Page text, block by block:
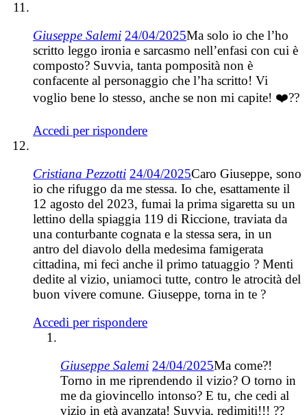
Giuseppe Salemi 24/04/2025Ma solo io che l’ho
scritto leggo ironia e sarcasmo nell’enfasi con cui è
composto? Suvvia, tanta pomposità non è
confacente al personaggio che l’ha scritto! Vi
voglio bene lo stesso, anche se non mi capite! ❤️??
Accedi per rispondere
Cristiana Pezzotti 24/04/2025Caro Giuseppe, sono
io che rifuggo da me stessa. Io che, esattamente il
12 agosto del 2023, fumai la prima sigaretta su un
lettino della spiaggia 119 di Riccione, traviata da
una conturbante cognata e la stessa sera, in un
antro del diavolo della medesima famigerata
cittadina, mi feci anche il primo tatuaggio ? Menti
dedite al vizio, uniamoci tutte, contro le atrocità del
buon vivere comune. Giuseppe, torna in te ?
Accedi per rispondere
Giuseppe Salemi 24/04/2025Ma come?!
Torno in me riprendendo il vizio? O torno in
me da giovincello intonso? E tu, che cedi al
vizio in età avanzata! Suvvia, redimiti!!! ??